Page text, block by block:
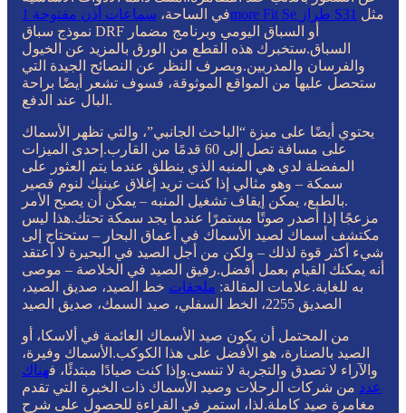
في الساحة،
سماعات أذن مفتوحة 1more Fit Se طراز S31
نموذج سباق DRF أو السباق اليومي وبرنامج مضمار
السباق.ستخبرك هذه القطع من الورق بالمزيد عن الخيول
والفرسان والمدربين.وبصرف النظر عن النصائح الجيدة التي
ستحصل عليها من المواقع الموثوقة، فسوف تشعر أيضًا براحة
البال عند الدفع.
يحتوي أيضًا على ميزة “الباحث الجانبي”، والتي تظهر الأسماك
على مسافة تصل إلى 60 قدمًا من القارب.إحدى الميزات
المفضلة لدي هي المنبه الذي ينطلق عندما يتم العثور على
سمكة – وهو مثالي إذا كنت تريد إغلاق عينيك لنوم قصير
.بالطبع، يمكن إيقاف تشغيل المنبه – يمكن أن يصبح الأمر
مزعجًا إذا أصدر صوتًا مستمرًا عندما يجد سمكة تحتك.هذا ليس
مكتشف أسماك لصيد الأسماك في أعماق البحار – ستحتاج إلى
شيء أكثر قوة لذلك – ولكن من أجل الصيد في البحيرة لا أعتقد
أنه يمكنك القيام بعمل أفضل.رفيق الصيد في الخلاصة – موصى
به للغاية.علامات المقالة: ملحقات خط الصيد، صديق الصيد،
الصديق 2255، الخط السفلي، صيد السمك، صديق الصيد
من المحتمل أن يكون صيد الأسماك العائمة في ألاسكا، أو
الصيد بالصنارة، هو الأفضل على هذا الكوكب.الأسماك وفيرة،
والآراء لا تصدق والتجربة لا تنسى.وإذا كنت صيادًا مبتدئًا، فهناك
عدد من شركات الرحلات وصيد الأسماك ذات الخبرة التي تقدم
مغامرة صيد كاملة.لذا، استمر في القراءة للحصول على شرح